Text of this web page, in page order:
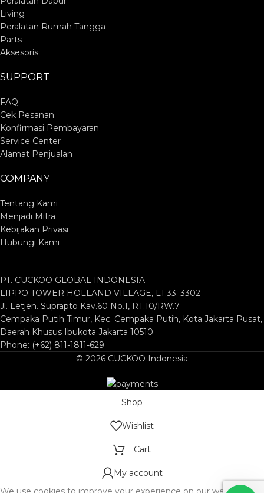
Living
Peralatan Rumah Tangga
Parts
Aksesoris
SUPPORT
FAQ
Cek Pesanan
Konfirmasi Pembayaran
Service Center
Alamat Penjualan
COMPANY
Tentang Kami
Menjadi Mitra
Kebijakan Privasi
Hubungi Kami
PT. CUCKOO GLOBAL INDONESIA
LIPPO TOWER HOLLAND VILLAGE, LT.33. 3302
Jl. Letjen. Suprapto Kav.60 No.1, RT.10/RW.7
Cempaka Putih Timur, Kec. Cempaka Putih, Kota Jakarta Pusat,
Daerah Khusus Ibukota Jakarta 10510
Phone: (+62) 811-1811-629
© 2026 CUCKOO Indonesia
Shop
Wishlist
Cart
My account